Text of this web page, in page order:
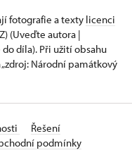
fotografie a texty licenci
(Uveďte autora |
díla). Při užití obsahu
Národní památkový
Řešení
podmínky